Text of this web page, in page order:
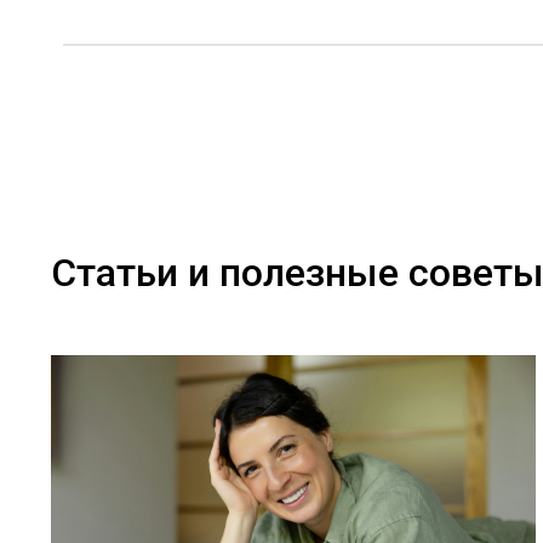
Статьи и полезные советы